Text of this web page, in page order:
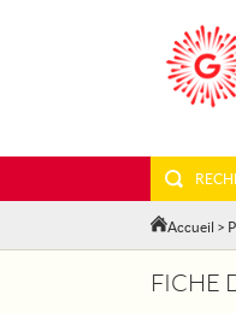
Accueil >
FICHE